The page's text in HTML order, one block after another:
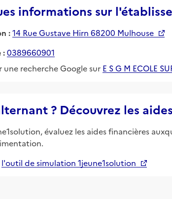
informations sur
:14 Rue Gustave Hirn 68200 Mulhouse
:0389660901
une recherche Google sur E S G M ECOLE
? Découvrez les
évaluez les aides financières
l'outil de simulation 1jeune1solution